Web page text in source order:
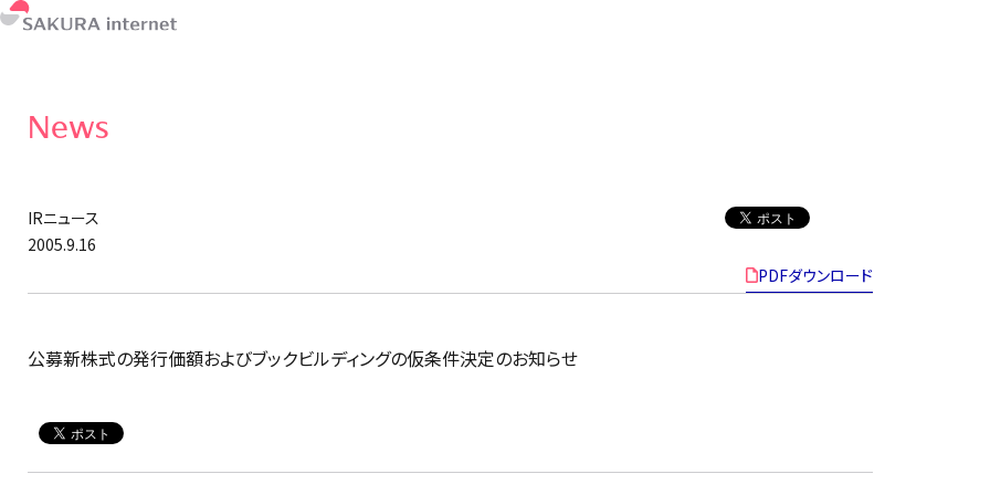
News
IRニュース
2005.9.16
PDFダウンロード
公募新株式の発行価額およびブックビルディングの仮条件決定のお知らせ